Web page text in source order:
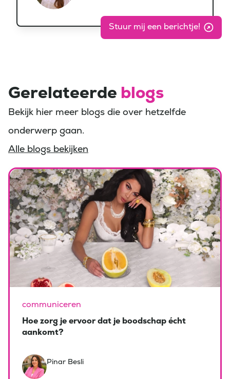
Stuur mij een berichtje!
Gerelateerde blogs
Bekijk hier meer blogs die over hetzelfde
onderwerp gaan.
Alle blogs bekijken
communiceren
Hoe zorg je ervoor dat je boodschap écht
aankomt?
Pinar Besli